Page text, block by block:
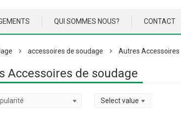
QUI SOMMES NOUS? CONTACT
accessoires de soudage Autres Accessoires
Accessoires de soudage